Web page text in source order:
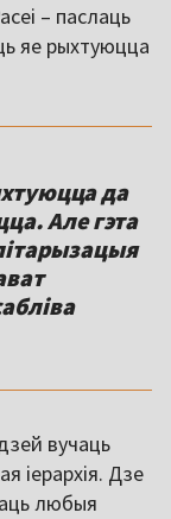
– паслаць
яе рыхтуюцца
да
Але гэта
вучаць
іерархія. Дзе
любыя